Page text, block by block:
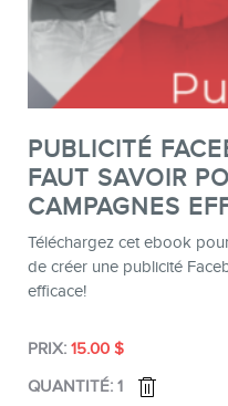
PUBLICITÉ
FAUT SAVOIR
CAMPAGNES
Téléchargez cet ebook
de créer une publicité
efficace!
15.00 $
1